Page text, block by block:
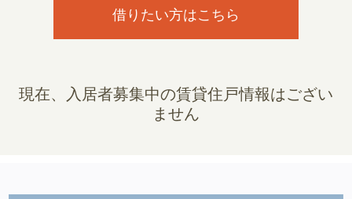
借りたい方はこちら
現在、入居者募集中の賃貸住戸情報はござい
ません